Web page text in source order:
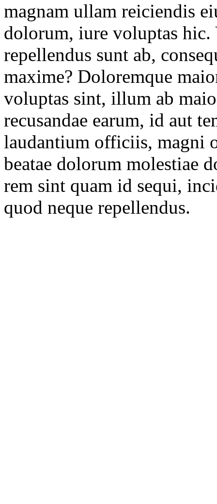
magnam ullam reiciendis
dolorum, iure voluptas
repellendus sunt ab,
maxime? Doloremque
voluptas sint, illum ab
recusandae earum, id aut
laudantium officiis, magni
beatae dolorum molestiae
rem sint quam id sequi,
quod neque repellendus.